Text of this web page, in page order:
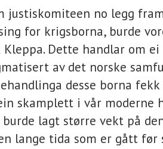
justiskomiteen no legg
for krigsborna, burde
Dette handlar om
av det norske
desse borna
skamplett i vår moderne
lagt større vekt på
lange tida som er gått